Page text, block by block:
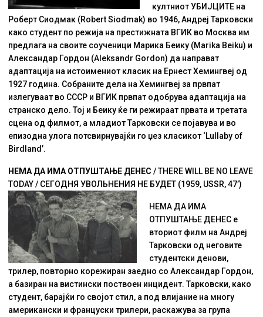
култниот УБИЈЦИТЕ на
Роберт Сиодмак (Robert Siodmak) во 1946, Андреј Тарковски
како студент по режија на престижната ВГИК во Москва им
предлага на своите соученици Марика Беику (Marika Beiku) и
Александар Гордон (Aleksandr Gordon) да направат
адаптaција на истоимениот класик на Ернест Хемингвeј од
1927 година. Собраните дела на Хемингвеј за првпат
излегуваат во СССР и ВГИК првпат одобрува адаптација на
странско дело. Тој и Беику ќе ги режираат првата и третата
сцена од филмот, а младиот Тарковски се појавува и во
епизодна улога потсвирнувајќи го џез класикот ‘Lullaby of
Birdland’.
НЕМА ДА ИМА ОТПУШТАЊЕ ДЕНЕС / THERE WILL BE NO LEAVE
TODAY / СЕГОДНЯ УВОЛЬНЕНИЯ НЕ БУДЕТ (1959, USSR, 47’)
НЕМА ДА ИМА
ОТПУШТАЊЕ ДЕНЕС е
вториот филм на Андреј
Тарковски од неговите
студентски денови,
трилер, повторно корежиран заедно со Александар Гордон,
а базиран на вистински поствоен инцидент. Тарковски, како
студент, барајќи го својот стил, а под влијание на многу
американски и француски трилери, раскажува за група